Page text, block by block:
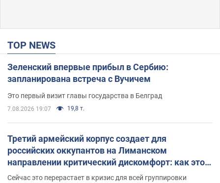
TOP NEWS
Зеленский впервые прибыл в Сербию:
запланирована встреча с Вучичем
Это первый визит главы государства в Белград
7.08.2026 19:07 19,8 т.
Третий армейский корпус создает для
российских оккупантов на Лиманском
направлении критический дискомфорт: как это
удалось
Сейчас это перерастает в кризис для всей группировки